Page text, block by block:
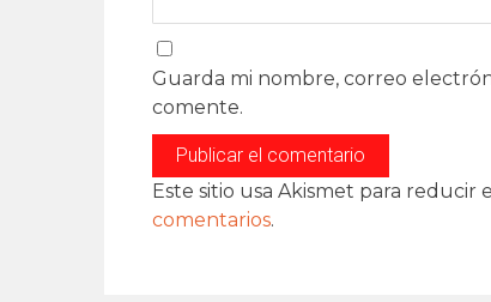
Guarda mi nombre, correo
comente.
Este sitio usa Akismet para reducir
comentarios.